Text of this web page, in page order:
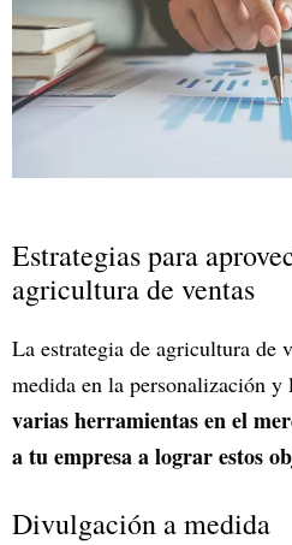
Estrategias para
agricultura de ventas
La estrategia de agricultura de
medida en la personalización
varias herramientas en el
a tu empresa a lograr estos
Divulgación a medida